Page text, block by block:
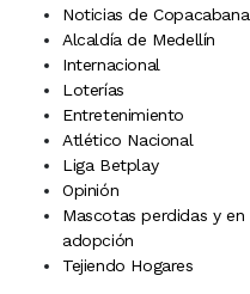
Noticias de Copacabana
Alcaldía de Medellín
Internacional
Loterías
Entretenimiento
Atlético Nacional
Liga Betplay
Opinión
Mascotas perdidas y en
adopción
Tejiendo Hogares